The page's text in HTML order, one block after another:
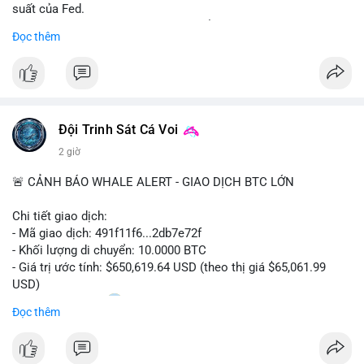
suất của Fed.
theo.
#bitcoin #btc #cryptonews
#vlikevn #titanbot
📰 Nguồn: Cointelegraph
Đọc thêm
Đội Trinh Sát Cá Voi
2 giờ
🚨 CẢNH BÁO WHALE ALERT - GIAO DỊCH BTC LỚN
Chi tiết giao dịch:
- Mã giao dịch: 491f11f6...2db7e72f
- Khối lượng di chuyển: 10.0000 BTC
- Giá trị ước tính: $650,619.64 USD (theo thị giá $65,061.99
USD)
- Thời gian: 11:20
Nhận định phân tích hành vi của Cá voi dựa trên giao dịch này:
Giao dịch 10 BTC trị giá hơn 650 nghìn USD được thực hiện
Đọc thêm